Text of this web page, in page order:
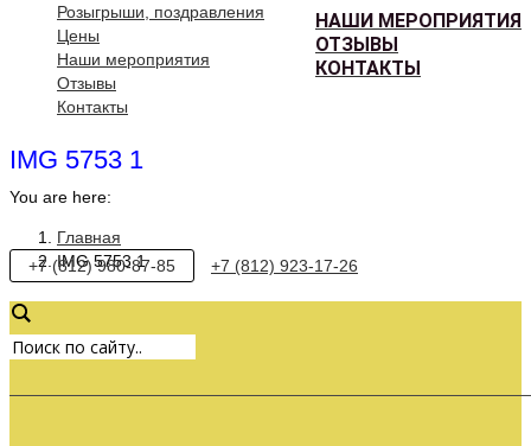
НАШИ МЕРОПРИЯТИЯ
ОТЗЫВЫ
КОНТАКТЫ
Розыгрыши, поздравления
Цены
Наши мероприятия
Отзывы
Контакты
IMG 5753 1
You are here:
Главная
IMG 5753 1
+7 (812) 980-87-85 +7 (812) 923-17-26